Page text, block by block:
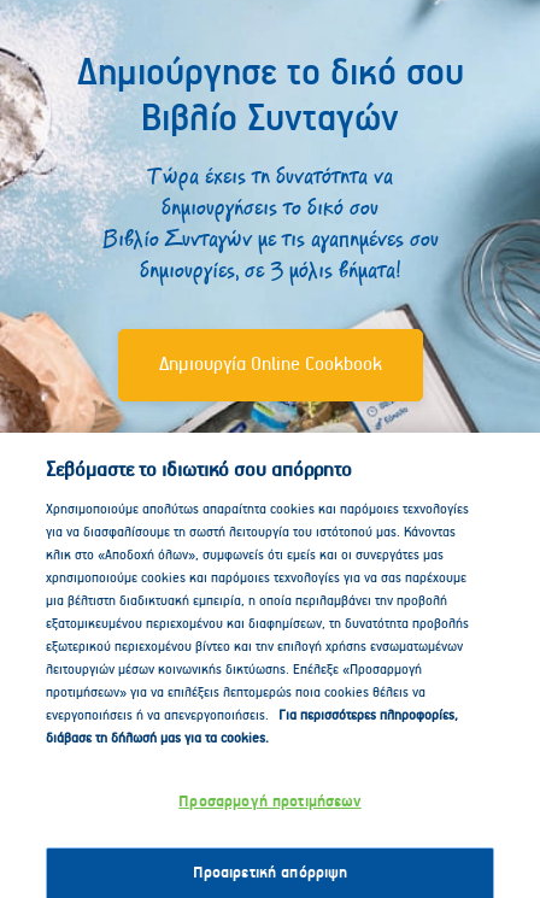
Δημιούργησε το δικό σου
Βιβλίο Συνταγών
Τώρα έχεις τη δυνατότητα να
δημιουργήσεις το δικό σου
Βιβλίο Συνταγών με τις αγαπημένες σου
δημιουργίες, σε 3 μόλις βήματα!
Δημιουργία Online Cookbook
Follow us on
Σεβόμαστε το ιδιωτικό σου απόρρητο
Χρησιμοποιούμε απολύτως απαραίτητα cookies και παρόμοιες τεχνολογίες
για να διασφαλίσουμε τη σωστή λειτουργία του ιστότοπού μας. Κάνοντας
κλικ στο «Αποδοχή όλων», συμφωνείς ότι εμείς και οι συνεργάτες μας
χρησιμοποιούμε cookies και παρόμοιες τεχνολογίες για να σας παρέχουμε
μια βέλτιστη διαδικτυακή εμπειρία, η οποία περιλαμβάνει την προβολή
εξατομικευμένου περιεχομένου και διαφημίσεων, τη δυνατότητα προβολής
εξωτερικού περιεχομένου βίντεο και την επιλογή χρήσης ενσωματωμένων
λειτουργιών μέσων κοινωνικής δικτύωσης. Επέλεξε «Προσαρμογή
προτιμήσεων» για να επιλέξεις λεπτομερώς ποια cookies θέλεις να
ενεργοποιήσεις ή να απενεργοποιήσεις.
Για περισσότερες πληροφορίες,
διάβασε τη δήλωσή μας για τα cookies.
Προσαρμογή προτιμήσεων
Προαιρετική απόρριψη